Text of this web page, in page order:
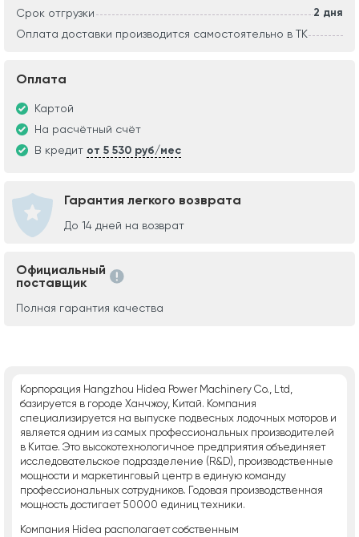
Срок отгрузки
2 дня
Оплата доставки производится самостоятельно в ТК
Оплата
Картой
На расчётный счёт
В кредит от 5 530 руб/мес
Гарантия легкого возврата
До 14 дней на возврат
Официальный
поставщик
Полная гарантия качества
Корпорация Hangzhou Hidea Power Machinery Co., Ltd,
базируется в городе Ханчжоу, Китай. Компания
специализируется на выпуске подвесных лодочных моторов и
является одним из самых профессиональных производителей
в Китае. Это высокотехнологичное предприятия объединяет
исследовательское подразделение (R&D), производственные
мощности и маркетинговый центр в единую команду
профессиональных сотрудников. Годовая производственная
мощность достигает 50000 единиц техники.
Компания Hidea располагает собственным